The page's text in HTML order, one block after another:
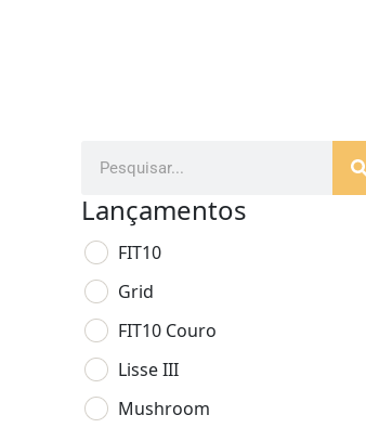
Lançamentos
FIT10
Grid
FIT10 Couro
Lisse III
Mushroom